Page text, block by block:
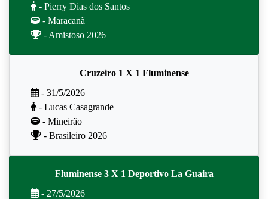
- Pierry Dias dos Santos
- Maracanã
- Amistoso 2026
Cruzeiro 1 X 1 Fluminense
- 31/5/2026
- Lucas Casagrande
- Mineirão
- Brasileiro 2026
Fluminense 3 X 1 Deportivo La Guaira
- 27/5/2026